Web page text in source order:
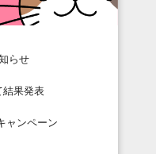
らせ
結果発表
ャンペーン